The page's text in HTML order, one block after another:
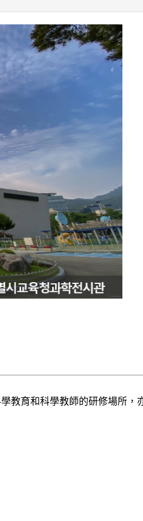
教育和科學教師的研修場所，